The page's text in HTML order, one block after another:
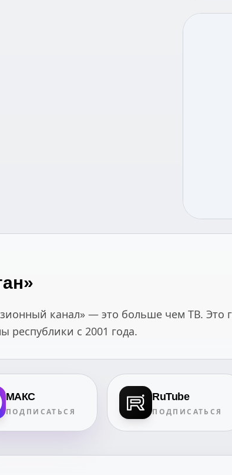
канал» — это больше чем ТВ. Это
с 2001 года.
МАКС
ПОДПИСАТЬСЯ
RuTube
ПОДПИСАТЬСЯ